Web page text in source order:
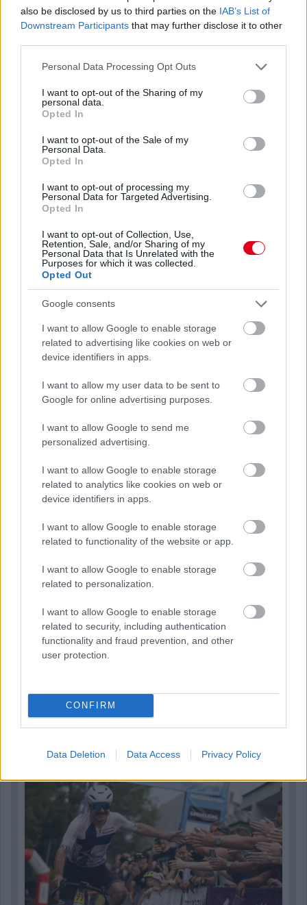
also be disclosed by us to third parties on the IAB’s List of
Downstream Participants that may further disclose it to other
Please note that this website/app uses one or more Google
not limited to your visit or usage behaviour. You may click to
grant or deny consent to Google and its third-party tags to
use your data for below specified purposes in below Google
consent section.
Personal Data Processing Opt Outs
I want to opt-out of the Sharing of my
personal data.
Opted In
I want to opt-out of the Sale of my
Personal Data.
Opted In
I want to opt-out of processing my
Personal Data for Targeted Advertising.
Opted In
I want to opt-out of Collection, Use,
Retention, Sale, and/or Sharing of my
Personal Data that Is Unrelated with the
Purposes for which it was collected.
Opted Out
Google consents
I want to allow Google to enable storage
related to advertising like cookies on web or
device identifiers in apps.
I want to allow my user data to be sent to
Google for online advertising purposes.
I want to allow Google to send me
personalized advertising.
I want to allow Google to enable storage
related to analytics like cookies on web or
device identifiers in apps.
I want to allow Google to enable storage
related to functionality of the website or app.
I want to allow Google to enable storage
related to personalization.
I want to allow Google to enable storage
related to security, including authentication
functionality and fraud prevention, and other
user protection.
CONFIRM
Data Deletion Data Access Privacy Policy
Hallgasd meg a Formula Podcast
legfrissebb adását!
Kövess minket a Facebookon
Parc Fermé
Óriási bevétel-visszaesést könyvelhetett el az F1 a
második negyedévben
5 órája
F1-es nyári szünetben